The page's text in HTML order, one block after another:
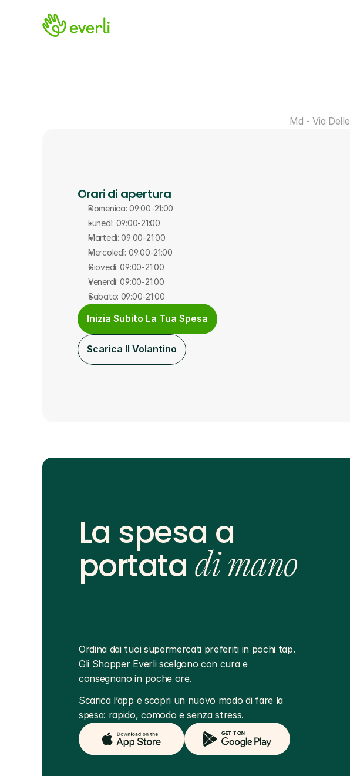
Md - Via
Orari di apertura
Domenica: 09:00-21:00
Lunedì: 09:00-21:00
Martedì: 09:00-21:00
Mercoledì: 09:00-21:00
Giovedì: 09:00-21:00
Venerdì: 09:00-21:00
Sabato: 09:00-21:00
Inizia Subito La Tua Spesa
Scarica Il Volantino
La spesa a
portata di mano
Ordina dai tuoi supermercati preferiti in pochi tap.
Gli Shopper Everli scelgono con cura e
consegnano in poche ore.
Scarica l’app e scopri un nuovo modo di fare la
spesa: rapido, comodo e senza stress.